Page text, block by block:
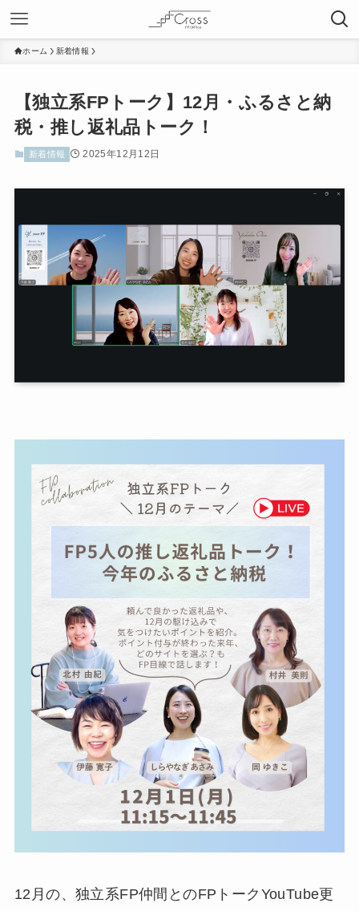
ホーム 新着情報
【独立系FPトーク】12月・ふるさと納
税・推し返礼品トーク！
新着情報 2025年12月12日
12月の、独立系FP仲間とのFPトークYouTube更